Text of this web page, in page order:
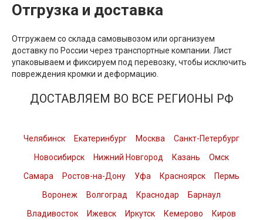
Отгрузка и доставка
Отгружаем со склада самовывозом или организуем
доставку по России через транспортные компании. Лист
упаковываем и фиксируем под перевозку, чтобы исключить
повреждения кромки и деформацию.
ДОСТАВЛЯЕМ ВО ВСЕ РЕГИОНЫ РФ
Челябинск Екатеринбург Москва
Санкт-Петербург
Новосибирск
Нижний Новгород Казань
Омск
Самара
Ростов-на-Дону Уфа Красноярск
Пермь
Воронеж
Волгоград Краснодар
Барнаул
Владивосток
Ижевск Иркутск Кемерово
Киров